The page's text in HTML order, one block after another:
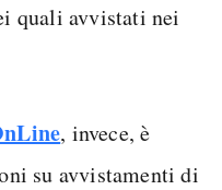
quali avvistati nei
, invece, è
su avvistamenti di